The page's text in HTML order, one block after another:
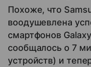
Похоже, что
воодушевлена
смартфонов
сообщалось о 7
устройств) и